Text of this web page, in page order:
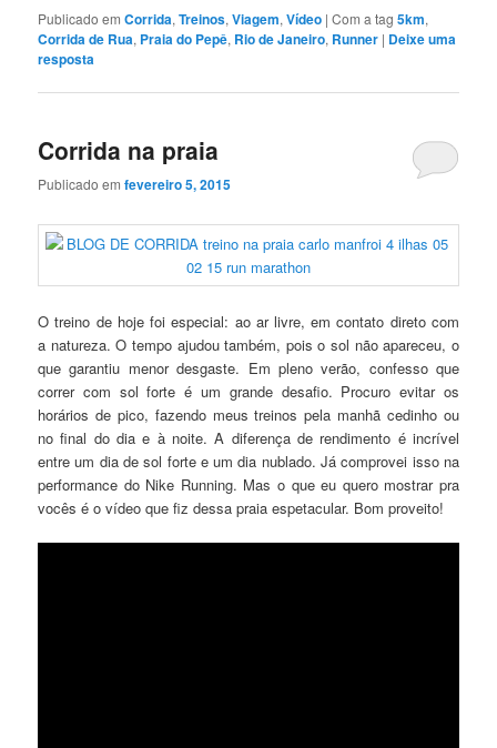
Publicado em Corrida,Treinos,Viagem,Vídeo |Com a tag5km,
Corrida de Rua, Praia do Pepê, Rio de Janeiro, Runner | Deixe uma
resposta
Corrida na praia
Publicado emfevereiro 5, 2015
O treino de hoje foi especial: ao ar livre, em contato direto com
a natureza. O tempo ajudou também, pois o sol não apareceu, o
que garantiu menor desgaste. Em pleno verão, confesso que
correr com sol forte é um grande desafio. Procuro evitar os
horários de pico, fazendo meus treinos pela manhã cedinho ou
no final do dia e à noite. A diferença de rendimento é incrível
entre um dia de sol forte e um dia nublado. Já comprovei isso na
performance do Nike Running. Mas o que eu quero mostrar pra
vocês é o vídeo que fiz dessa praia espetacular. Bom proveito!